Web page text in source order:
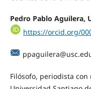
Pedro Pablo Aguilera,
https://orcid.org/
Filósofo, periodista